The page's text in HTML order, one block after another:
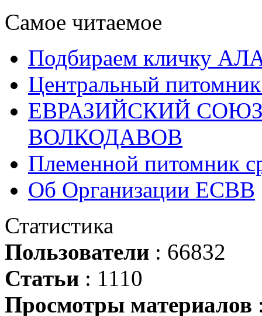
Самое читаемое
Подбираем кличку
Центральный
ЕВРАЗИЙСКИЙ
ВОЛКОДАВОВ
Племенной питомник
Об Организации ЕСВВ
Статистика
Пользователи : 66832
Статьи : 1110
Просмотры материалов